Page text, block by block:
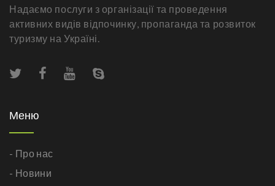
Надаємо послуги з організації та проведення
активних видів відпочинку, пропаганда та розвиток
туризму на Україні.
Меню
- Про нас
- Новини